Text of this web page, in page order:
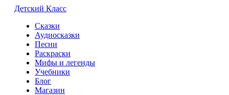
Детский Класс
Сказки
Аудиосказки
Песни
Раскраски
Мифы и легенды
Учебники
Блог
Магазин